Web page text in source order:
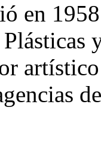
en